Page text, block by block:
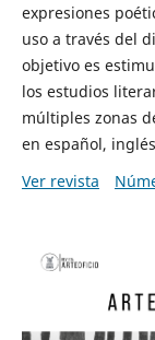
expresiones
uso a través del
objetivo es
los estudios
múltiples zonas
en español,
Ver revista